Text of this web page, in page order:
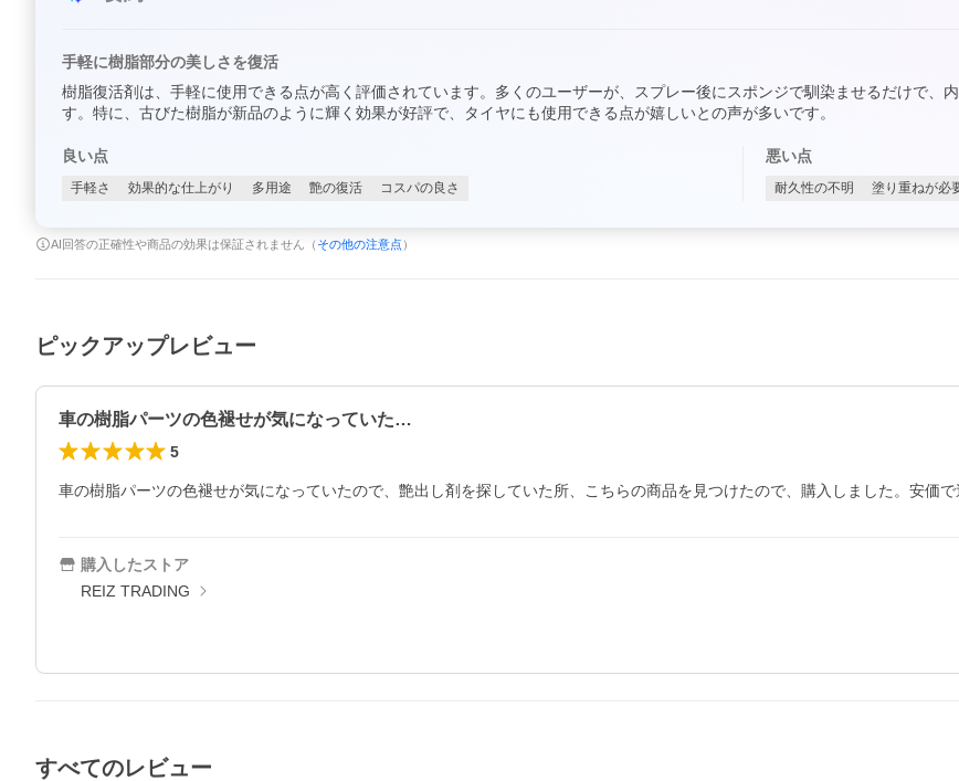
手軽に樹脂部分の美しさを復活
樹脂復活剤は、手軽に使用できる点が高く評価されています。多くのユーザーが、スプレー後にスポンジで馴染ませるだけで、
す。特に、古びた樹脂が新品のように輝く効果が好評で、タイヤにも使用できる点が嬉しいとの声が多いです。
良い点
手軽さ 効果的な仕上がり 多用途 艶の復活 コスパの良さ
悪い点
耐久性の不明 塗り重ねが必
AI回答の正確性や商品の効果は保証されません（ その他の注意点 ）
ピックアップレビュー
車の樹脂パーツの色褪せが気になっていた…
5
車の樹脂パーツの色褪せが気になっていたので、艶出し剤を探していた所、こちらの商品を見つけたので、購入しました。安価
購入したストア
REIZ TRADING
すべてのレビュー